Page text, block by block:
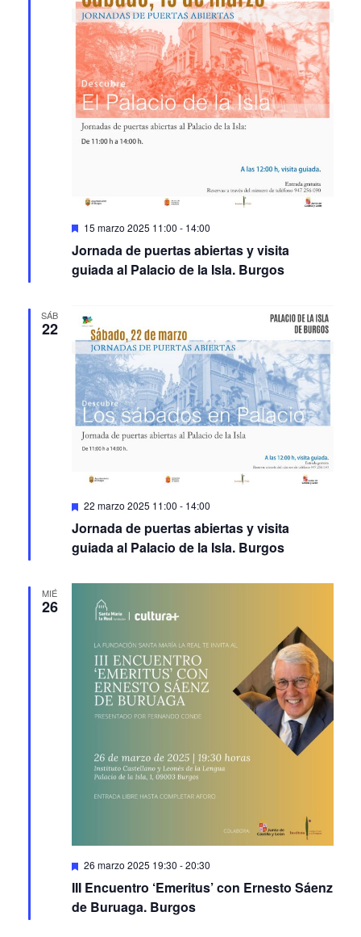
Featured
15 marzo 2025 11:00 - 14:00
Jornada de puertas abiertas y visita
guiada al Palacio de la Isla. Burgos
SÁB
22
Featured
22 marzo 2025 11:00 - 14:00
Jornada de puertas abiertas y visita
guiada al Palacio de la Isla. Burgos
MIÉ
26
Featured
26 marzo 2025 19:30 -20:30
III Encuentro ‘Emeritus’ con Ernesto Sáenz
de Buruaga. Burgos